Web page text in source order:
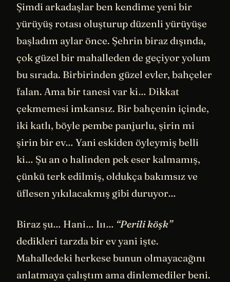
Şimdi arkadaşlar ben kendime yeni bir
yürüyüş rotası oluşturup düzenli yürüyüşe
başladım aylar önce. Şehrin biraz dışında,
çok güzel bir mahalleden de geçiyor yolum
bu sırada. Birbirinden güzel evler, bahçeler
falan. Ama bir tanesi var ki… Dikkat
çekmemesi imkansız. Bir bahçenin içinde,
iki katlı, böyle pembe panjurlu, şirin mi
şirin bir ev… Yani eskiden öyleymiş belli
ki… Şu an o halinden pek eser kalmamış,
çünkü terk edilmiş, oldukça bakımsız ve
üflesen yıkılacakmış gibi duruyor…
Biraz şu… Hani… Iıı… “Perili köşk”
dedikleri tarzda bir ev yani işte.
Mahalledeki herkese bunun olmayacağını
anlatmaya çalıştım ama dinlemediler beni.